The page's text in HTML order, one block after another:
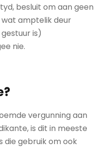
besluit om aan geen
amptelik deur
is)
nie.
vergunning aan
is dit in meeste
die gebruik om ook